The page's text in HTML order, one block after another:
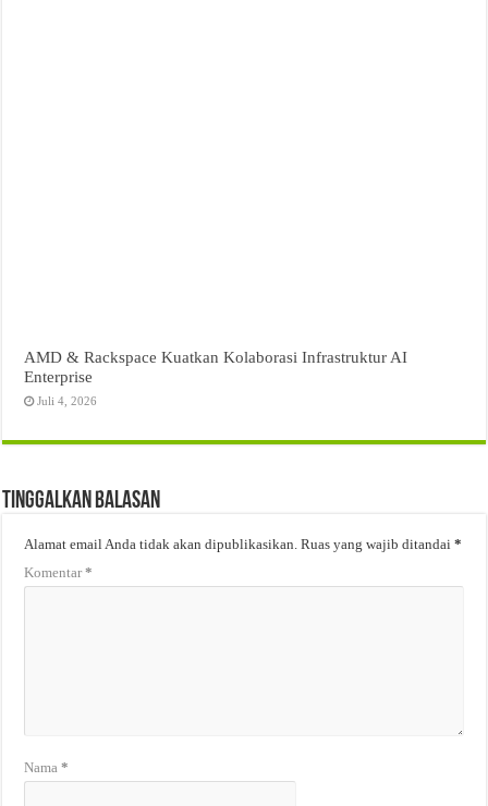
AMD & Rackspace Kuatkan Kolaborasi Infrastruktur AI
Enterprise
Juli 4, 2026
Tinggalkan Balasan
Alamat email Anda tidak akan dipublikasikan. Ruas yang wajib ditandai*
Komentar*
Nama*